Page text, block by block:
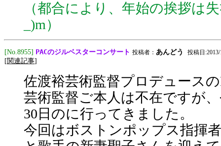
（都合により、年始の挨拶は
_)m）
[No.8955] PACのジルベスターコンサート 投稿者： あんどう 投稿日
[関連記事]
佐渡裕芸術監督プロデュース
芸術監督ご本人は不在ですが
30日のに行ってきました。
今回はボストンポップス指揮